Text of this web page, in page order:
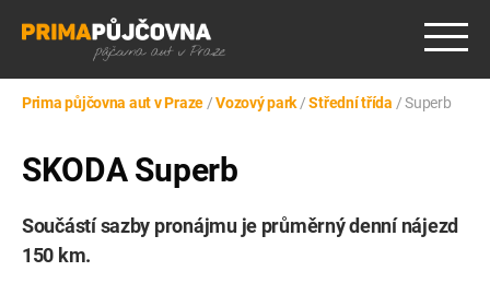
Prima půjčovna aut v Praze/Vozový park /Střední třída /Superb
SKODA Superb
Součástí sazby pronájmu je průměrný denní nájezd
150 km.